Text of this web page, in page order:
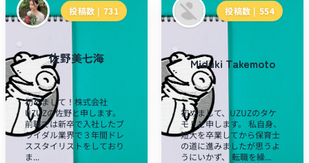
投稿数 | 731
佐野美七海
初めまして！株式会社
UZUZの佐野と申します。
前職では新卒で入社したブ
ライダル業界で３年間ドレ
ススタイリストをしており
ま...
投稿数 | 554
Miduki Takemoto
初めまして、UZUZのタケ
モトと申します。 私自身、
短大を卒業してから保育士
の道に進みましたが思うよ
うにいかず、 転職を繰...